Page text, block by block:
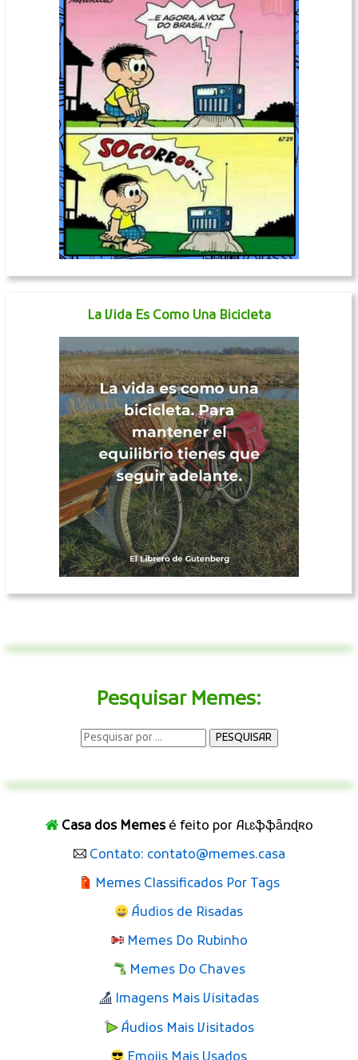
La Vida Es Como Una Bicicleta
Pesquisar Memes:
Casa dos Memesé feito por Aʟɛֆֆǟռɖʀօ
Contato: contato@memes.casa
Memes Classificados Por Tags
Áudios de Risadas
Memes Do Rubinho
Memes Do Chaves
Imagens Mais Visitadas
Áudios Mais Visitados